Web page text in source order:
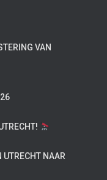
VAN
UTRECHT NAAR